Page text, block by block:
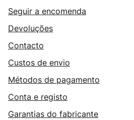
Seguir a encomenda
Devoluções
Contacto
Custos de envio
Métodos de pagamento
Conta e registo
Garantias do fabricante